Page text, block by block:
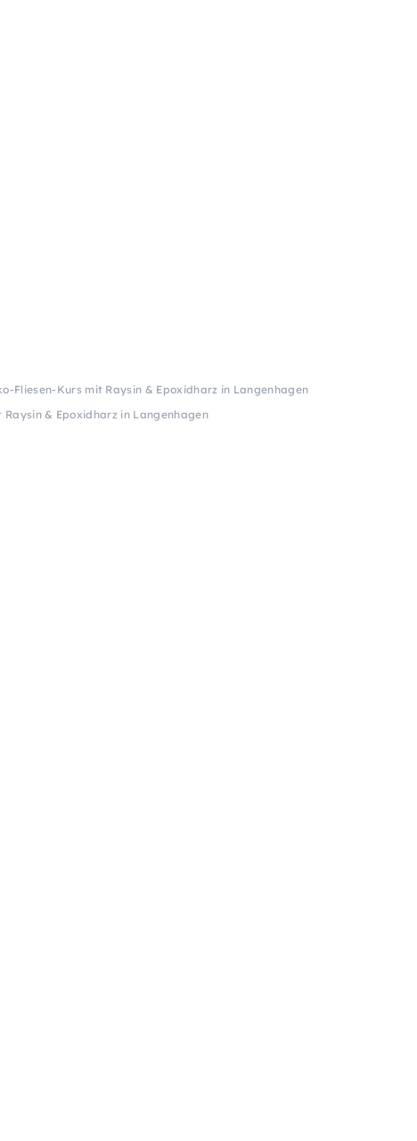
Fliesen-Kurs mit Raysin & Epoxidharz in Langenhagen
Raysin & Epoxidharz in Langenhagen